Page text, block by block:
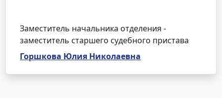
Заместитель начальника отделения -
заместитель старшего судебного пристава
Горшкова Юлия Николаевна